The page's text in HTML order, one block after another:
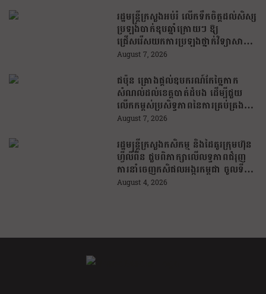
រដ្ឋមន្រ្តីក្រសួងអប់រំ លើកទឹកចិត្តដល់សិស្ស
ប្រឡងបាក់ឌុបឆ្នាំក្រោយៗ ឱ្យ
ជ្រើសរើសយកការប្រឡងថ្នាក់វិទ្យាសាស្ត្រ
ដើម្បីឆ្លើយតបទៅនឹងតម្រូវការធនធាន
August 7, 2026
ជប៉ុន គ្រោងផ្តល់ឧបករណ៍កែច្នៃកាក
សំណល់ដល់ខេត្តបាត់ដំបង ដើម្បីជួយ
លើកកម្ពស់ប្រសិទ្ធភាពនៃការគ្រប់គ្រង
សំណល់
August 7, 2026
រដ្ឋមន្រ្តីក្រសួងកសិកម្ម និងដៃគូរក្រុមហ៊ុន
ហ្វីលីពីន ជួបពិភាក្សាលើលទ្ធភាពជំរុញ
ការនាំចេញកសិផលអង្ករកម្ពុជា ចូលទី
ផ្សារហ្វីលីពីន
August 4, 2026